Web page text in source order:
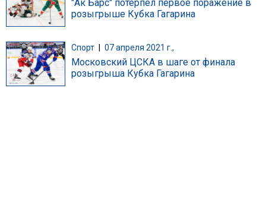
"Ак Барс" потерпел первое поражение в
розыгрыше Кубка Гагарина
Спорт 07 апреля 2021 г.,
Московский ЦСКА в шаге от финала
розыгрыша Кубка Гагарина